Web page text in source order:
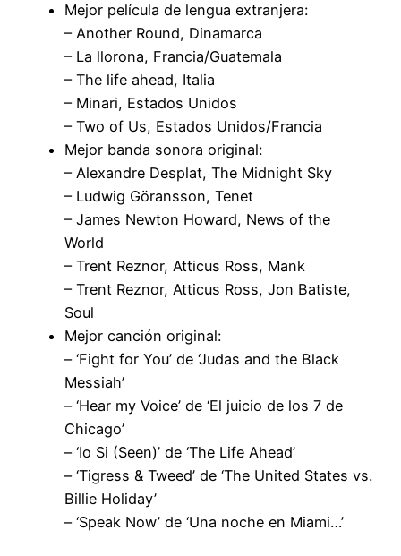
Mejor película de lengua extranjera:
– Another Round, Dinamarca
– La llorona, Francia/Guatemala
– The life ahead, Italia
– Minari, Estados Unidos
– Two of Us, Estados Unidos/Francia
Mejor banda sonora original:
– Alexandre Desplat, The Midnight Sky
– Ludwig Göransson, Tenet
– James Newton Howard, News of the
World
– Trent Reznor, Atticus Ross, Mank
– Trent Reznor, Atticus Ross, Jon Batiste,
Soul
Mejor canción original:
– ‘Fight for You’ de ‘Judas and the Black
Messiah’
– ‘Hear my Voice’ de ‘El juicio de los 7 de
Chicago’
– ‘Io Si (Seen)’ de ‘The Life Ahead’
– ‘Tigress & Tweed’ de ‘The United States vs.
Billie Holiday’
– ‘Speak Now’ de ‘Una noche en Miami…’